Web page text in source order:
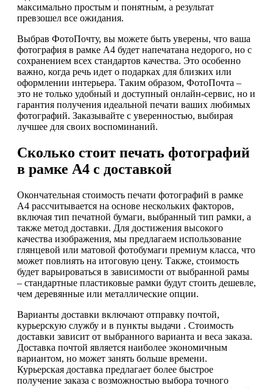
максимально простым и понятным, а результат
превзошел все ожидания.
Выбрав ФотоПочту, вы можете быть уверены, что ваша
фотография в рамке А4 будет напечатана недорого, но с
сохранением всех стандартов качества. Это особенно
важно, когда речь идет о подарках для близких или
оформлении интерьера. Таким образом, ФотоПочта –
это не только удобный и доступный онлайн-сервис, но и
гарантия получения идеальной печати ваших любимых
фотографий. Заказывайте с уверенностью, выбирая
лучшее для своих воспоминаний.
Сколько стоит печать фотографий
в рамке А4 с доставкой
Окончательная стоимость печати фотографий в рамке
А4 рассчитывается на основе нескольких факторов,
включая тип печатной бумаги, выбранный тип рамки, а
также метод доставки. Для достижения высокого
качества изображения, мы предлагаем использование
глянцевой или матовой фотобумаги премиум класса, что
может повлиять на итоговую цену. Также, стоимость
будет варьироваться в зависимости от выбранной рамы
– стандартные пластиковые рамки будут стоить дешевле,
чем деревянные или металлические опции.
Варианты доставки включают отправку почтой,
курьерскую службу и в пункты выдачи . Стоимость
доставки зависит от выбранного варианта и веса заказа.
Доставка почтой является наиболее экономичным
вариантом, но может занять больше времени.
Курьерская доставка предлагает более быстрое
получение заказа с возможностью выбора точного